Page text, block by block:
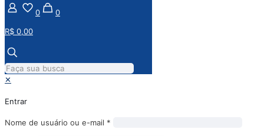
0
0
R$ 0,00
✕
Entrar
Nome de usuário ou e-mail *